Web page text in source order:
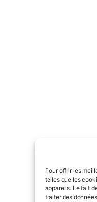
Pour offrir les
telles que les
appareils. Le fait
traiter des